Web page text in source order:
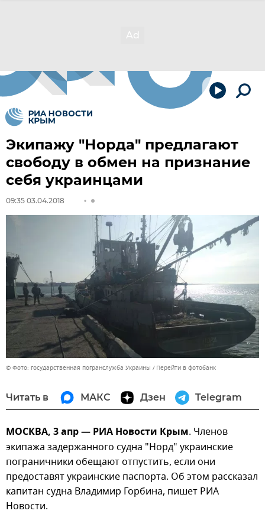
Экипажу "Норда" предлагают
свободу в обмен на признание
себя украинцами
09:35 03.04.2018
© Фото: государственная погранслужба Украины Перейти в фотобанк
Читать в МАКС Дзен Telegram
МОСКВА, 3 апр — РИА Новости Крым. Членов
экипажа задержанного судна "Норд" украинские
пограничники обещают отпустить, если они
предоставят украинские паспорта. Об этом рассказал
капитан судна Владимир Горбина, пишет РИА
Новости.